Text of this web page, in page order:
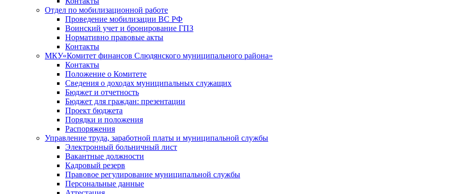
Отдел по мобилизационной работе
Проведение мобилизации ВС РФ
Воинский учет и бронирование ГПЗ
Нормативно правовые акты
Контакты
МКУ«Комитет финансов Слюдянского муниципального района»
Контакты
Положение о Комитете
Сведения о доходах муниципальных служащих
Бюджет и отчетность
Бюджет для граждан: презентации
Проект бюджета
Порядки и положения
Распоряжения
Управление труда, заработной платы и муниципальной службы
Электронный больничный лист
Вакантные должности
Кадровый резерв
Правовое регулирование муниципальной службы
Персональные данные